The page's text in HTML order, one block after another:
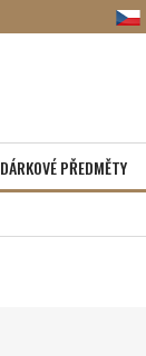
DÁRKOVÉ PŘEDMĚTY